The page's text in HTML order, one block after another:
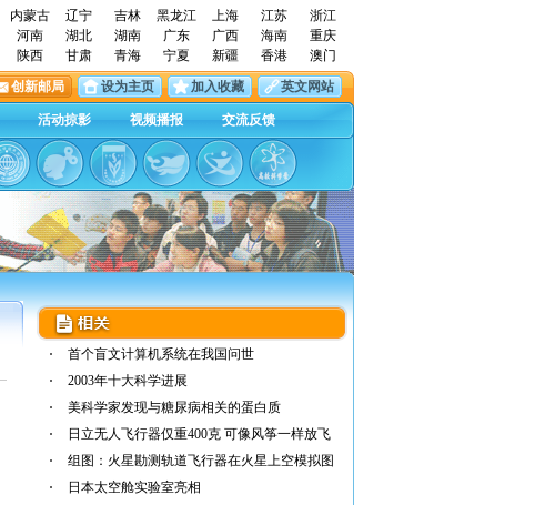
内蒙古 辽宁 吉林 黑龙江 上海 江苏
浙江
河南 湖北 湖南 广东 广西 海南
重庆
陕西 甘肃 青海 宁夏 新疆 香港
澳门
创新邮局 设为主页 加入收藏 英文网站
活动掠影 视频播报 交流反馈
首个盲文计算机系统在我国问世
2003年十大科学进展
美科学家发现与糖尿病相关的蛋白质
日立无人飞行器仅重400克 可像风筝一样放飞
组图：火星勘测轨道飞行器在火星上空模拟图
日本太空舱实验室亮相